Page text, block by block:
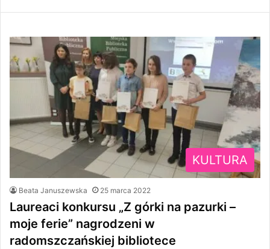
KULTURA
Beata Januszewska 25 marca 2022
Laureaci konkursu „Z górki na pazurki –
moje ferie” nagrodzeni w
radomszczańskiej bibliotece